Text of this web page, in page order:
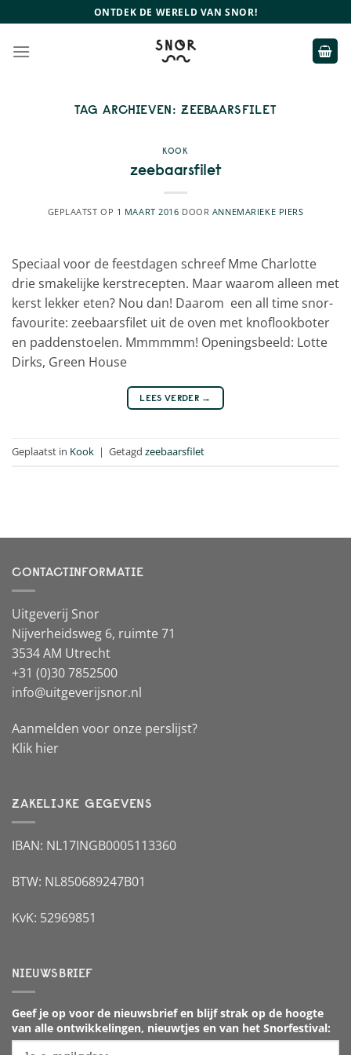
naar
inhoud
ONTDEK DE WERELD VAN SNOR!
TAG ARCHIEVEN:ZEEBAARSFILET
KOOK
zeebaarsfilet
GEPLAATST OP 1 MAART 2016 DOOR ANNEMARIEKE PIERS
Speciaal voor de feestdagen schreef Mme Charlotte
drie smakelijke kerstrecepten. Maar waarom alleen met
kerst lekker eten? Nou dan! Daarom een all time snor-
favourite: zeebaarsfilet uit de oven met knoflookboter
en paddenstoelen. Mmmmmm! Openingsbeeld: Lotte
Dirks, Green House
LEES VERDER →
Geplaatst in Kook | Getagd zeebaarsfilet
CONTACTINFORMATIE
Uitgeverij Snor
Nijverheidsweg 6, ruimte 71
3534 AM Utrecht
+31 (0)30 7852500
info@uitgeverijsnor.nl
Aanmelden voor onze perslijst?
Klik hier
ZAKELIJKE GEGEVENS
IBAN: NL17INGB0005113360
BTW: NL850689247B01
KvK: 52969851
NIEUWSBRIEF
Geef je op voor de nieuwsbrief en blijf strak op de hoogte
van alle ontwikkelingen, nieuwtjes en van het Snorfestival: